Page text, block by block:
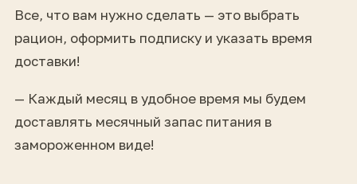
Все, что вам нужно сделать — это выбрать
рацион, оформить подписку и указать время
доставки!
— Каждый месяц в удобное время мы будем
доставлять месячный запас питания в
замороженном виде!